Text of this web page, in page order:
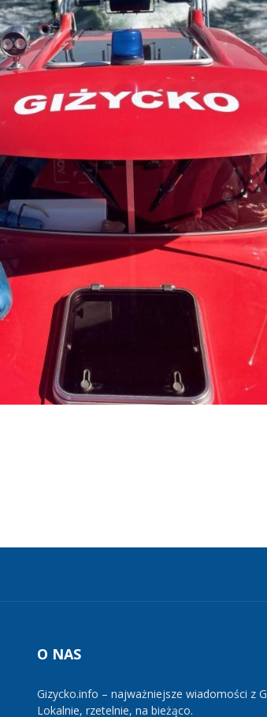
O NAS
Gizycko.info – najważniejsze wiadomości z
Lokalnie, rzetelnie, na bieżąco.